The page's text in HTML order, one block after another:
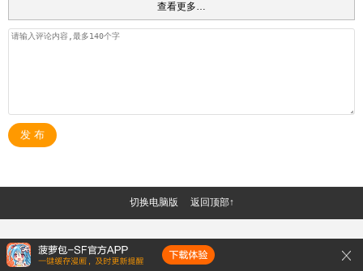
查看更多…
发 布
切换电脑版 返回顶部↑